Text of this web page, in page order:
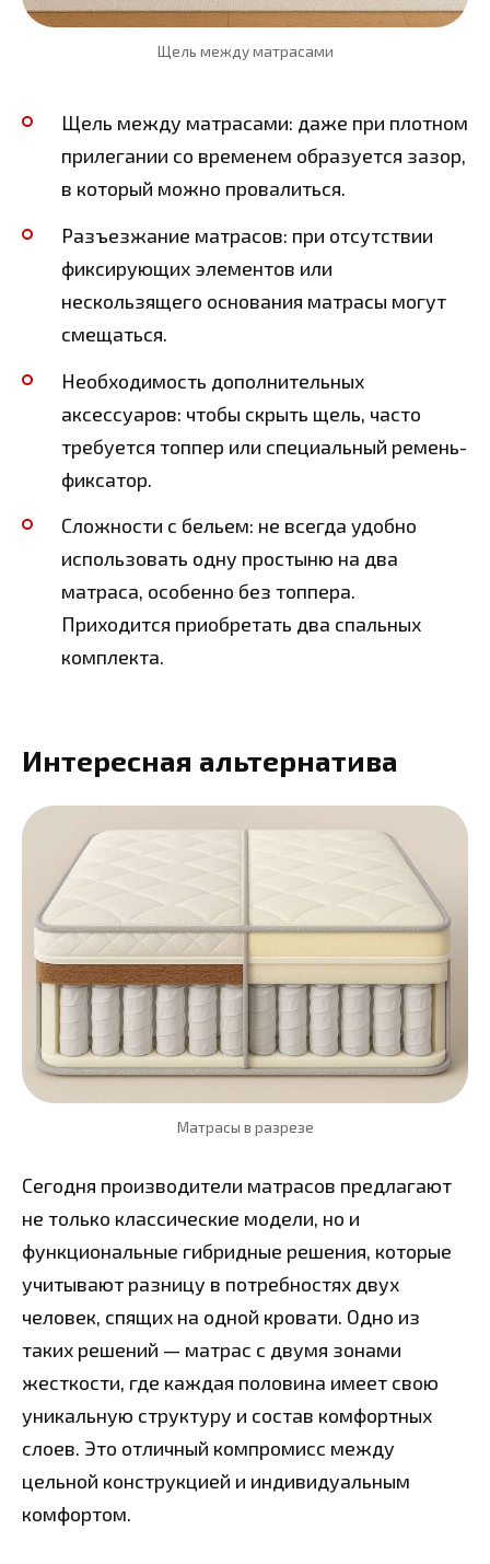
Щель между матрасами
Щель между матрасами: даже при плотном
прилегании со временем образуется зазор,
в который можно провалиться.
Разъезжание матрасов: при отсутствии
фиксирующих элементов или
нескользящего основания матрасы могут
смещаться.
Необходимость дополнительных
аксессуаров: чтобы скрыть щель, часто
требуется топпер или специальный ремень-
фиксатор.
Сложности с бельем: не всегда удобно
использовать одну простыню на два
матраса, особенно без топпера.
Приходится приобретать два спальных
комплекта.
Интересная альтернатива
Матрасы в разрезе
Сегодня производители матрасов предлагают
не только классические модели, но и
функциональные гибридные решения, которые
учитывают разницу в потребностях двух
человек, спящих на одной кровати. Одно из
таких решений — матрас с двумя зонами
жесткости, где каждая половина имеет свою
уникальную структуру и состав комфортных
слоев. Это отличный компромисс между
цельной конструкцией и индивидуальным
комфортом.